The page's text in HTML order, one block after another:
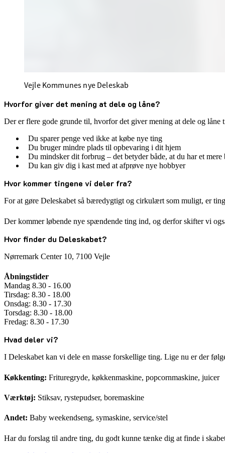
Vejle Kommunes nye Deleskab
Hvorfor giver det mening at dele og låne?
Der er flere gode grunde til, hvorfor det giver mening at dele og
Du sparer penge ved ikke at købe nye ting
Du bruger mindre plads til opbevaring i dit hjem
Du mindsker dit forbrug – det betyder både, at du har et
Du kan giv dig i kast med at afprøve nye hobbyer
Hvor kommer tingene vi deler fra?
For at gøre Deleskabet så bæredygtigt og cirkulært som muligt, er
Der kommer løbende nye spændende ting ind, og derfor skifter vi
Hvor finder du Deleskabet?
Nørremark Center 10, 7100 Vejle
Åbningstider
Mandag 8.30 - 16.00
Tirsdag: 8.30 - 18.00
Onsdag: 8.30 - 17.30
Torsdag: 8.30 - 18.00
Fredag: 8.30 - 17.30
Hvad deler vi?
I Deleskabet kan vi dele en masse forskellige ting. Lige nu er der
Køkkenting: Frituregryde, køkkenmaskine, popcornmaskine, juicer
Værktøj: Stiksav, rystepudser, boremaskine
Andet: Baby weekendseng, symaskine, service/stel
Har du forslag til andre ting, du godt kunne tænke dig at finde i